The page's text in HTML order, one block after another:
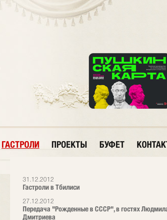
ГАСТРОЛИ ПРОЕКТЫ БУФЕТ
31.12.2012
Гастроли в Тбилиси
27.12.2012
Передача "Рожденные в СССР", в гостях
Дмитриева